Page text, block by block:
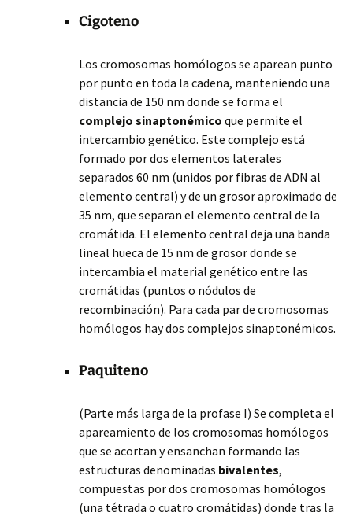
Cigoteno
Los cromosomas homólogos se aparean punto
por punto en toda la cadena, manteniendo una
distancia de 150 nm donde se forma el
complejo sinaptonémico que permite el
intercambio genético. Este complejo está
formado por dos elementos laterales
separados 60 nm (unidos por fibras de ADN al
elemento central) y de un grosor aproximado de
35 nm, que separan el elemento central de la
cromátida. El elemento central deja una banda
lineal hueca de 15 nm de grosor donde se
intercambia el material genético entre las
cromátidas (puntos o nódulos de
recombinación). Para cada par de cromosomas
homólogos hay dos complejos sinaptonémicos.
Paquiteno
(Parte más larga de la profase I) Se completa el
apareamiento de los cromosomas homólogos
que se acortan y ensanchan formando las
estructuras denominadas bivalentes,
compuestas por dos cromosomas homólogos
(una tétrada o cuatro cromátidas) donde tras la